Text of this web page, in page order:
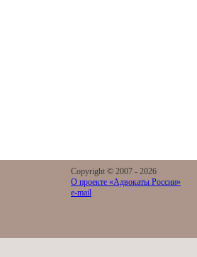
Copyright © 2007 - 2026
О проекте «Адвокаты России»
e-mail